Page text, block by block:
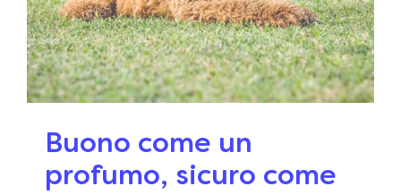
Buono come un
profumo, sicuro come